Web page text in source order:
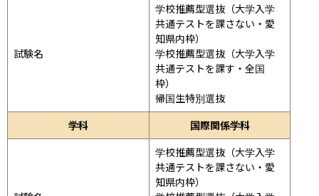
試験名
学校推薦型選抜（大学入学
共通テストを課さない・愛
知県内枠）
学校推薦型選抜（大学入学
共通テストを課す・全国
枠）
帰国生特別選抜
学科
国際関係学科
学校推薦型選抜（大学入学
共通テストを課さない・愛
知県内枠）